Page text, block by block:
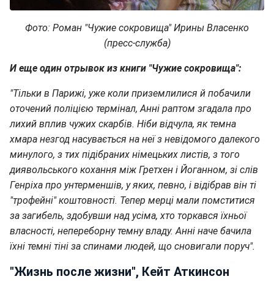
Фото: Роман "Чужие сокровища" Ирины Власенко
(пресс-служба)
И еще один отрывок из книги "Чужие сокровища":
"Тільки в Парижі, уже коли приземлилися й побачили
оточений поліцією термінал, Анні раптом згадала про
лихий вплив чужих скарбів. Ніби відчула, як темна
хмара незгод насувається на неї з невідомого далекого
минулого, з тих підібраних німецьких листів, з того
диявольського кохання між Гретхен і Йоганном, зі слів
Генріха про унтерменшів, у яких, певно, і відібрав він ті
"трофейні" коштовності. Тепер мерці мали помститися
за загибель, здобувши над усіма, хто торкався їхньої
власності, непереборну темну владу. Анні наче бачила
їхні темні тіні за спинами людей, що сновигали поруч".
"Жизнь после жизни", Кейт Аткинсон